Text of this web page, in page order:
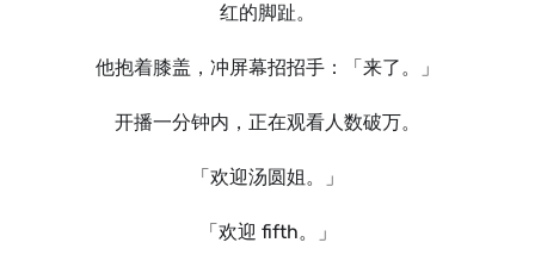
红的脚趾。
他抱着膝盖，冲屏幕招招手：「来了。」
开播⼀分钟内，正在观看⼈数破万。
「欢迎汤圆姐。」
「欢迎 fifth。」